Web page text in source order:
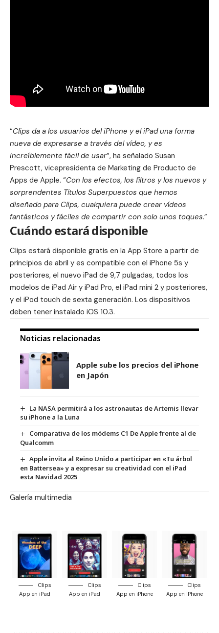
“Clips da a los usuarios del iPhone y el iPad una forma
nueva de expresarse a través del vídeo, y es
increíblemente fácil de usar”, ha señalado Susan
Prescott, vicepresidenta de Marketing de Producto de
Apps de Apple. “Con los efectos, los filtros y los nuevos y
sorprendentes Títulos Superpuestos que hemos
diseñado para Clips, cualquiera puede crear vídeos
fantásticos y fáciles de compartir con solo unos toques.”
Cuándo estará disponible
Clips estará disponible gratis en la App Store a partir de
principios de abril y es compatible con el iPhone 5s y
posteriores, el nuevo iPad de 9,7 pulgadas, todos los
modelos de iPad Air y iPad Pro, el iPad mini 2 y posteriores,
y el iPod touch de sexta generación. Los dispositivos
deben tener instalado iOS 10.3.
Noticias relacionadas
Apple sube los precios del iPhone
en Japón
La NASA permitirá a los astronautas de Artemis llevar
su iPhone a la Luna
Comparativa de los módems C1 De Apple frente al de
Qualcomm
Apple invita al Reino Unido a participar en «Tu árbol
en Battersea» y a expresar su creatividad con el iPad
esta Navidad 2025
Galería multimedia
Clips
App en iPad
Clips
App en iPad
Clips
App en iPhone
Clips
App en iPhone